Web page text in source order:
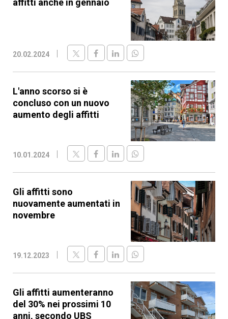
affitti anche in gennaio
20.02.2024
L'anno scorso si è
concluso con un nuovo
aumento degli affitti
10.01.2024
Gli affitti sono
nuovamente aumentati in
novembre
19.12.2023
Gli affitti aumenteranno
del 30% nei prossimi 10
anni, secondo UBS